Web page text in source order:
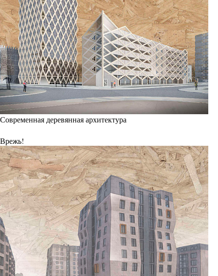
Современная деревянная архитектура
Врежь!